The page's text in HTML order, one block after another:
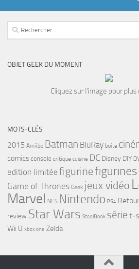
Rechercher :
OBJET GEEK DU MOMENT
Cliquez sur l'image pour plus
MOTS-CLÉS
2015 Amiibo Batman BluRay boite
comics console critique cuisine DC Disney DIY
edition limitée figurinefigurines
Game of Thrones Geek jeux vidéo
Marvel NES Nintendo PS4
review Star Wars SteelBook série t-
Wii U xbox one Zelda